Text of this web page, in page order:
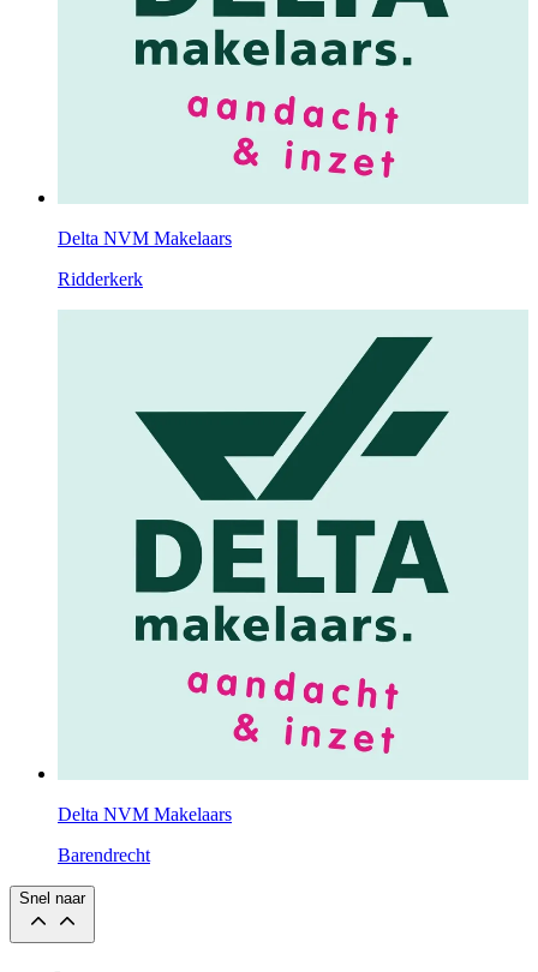
Delta NVM Makelaars
Ridderkerk
Delta NVM Makelaars
Barendrecht
Snel naar